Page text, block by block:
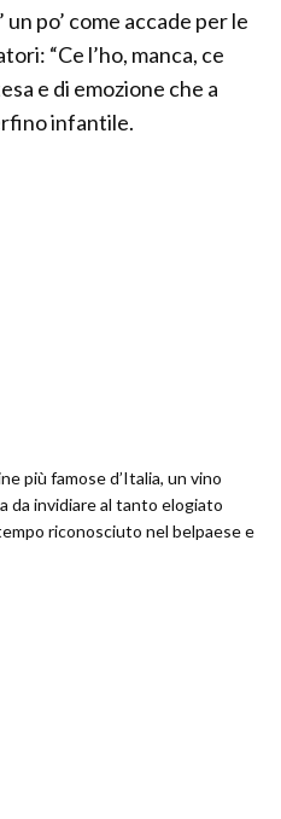
po’ come accade per le
“Ce l’ho, manca, ce
e di emozione che a
infantile.
più famose d’Italia, un vino
da invidiare al tanto elogiato
riconosciuto nel belpaese e